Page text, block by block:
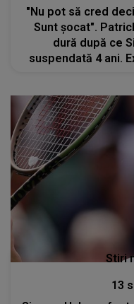
"Nu pot să cred
Sunt șocat".
dură după ce
suspendată 4 ani.
Stiri
13